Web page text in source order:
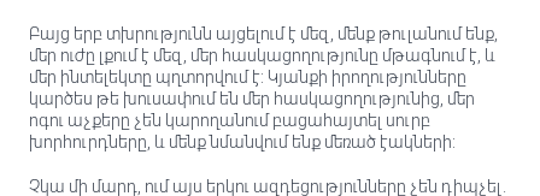
Բայց երբ տխրությունն այցելում է մեզ, մենք թուլանում ենք,
մեր ուժը լքում է մեզ, մեր հասկացողությունը մթագնում է, և
մեր ինտելեկտը պղտորվում է: Կյանքի իրողությունները
կարծես թե խուսափում են մեր հասկացողությունից, մեր
ոգու աչքերը չեն կարողանում բացահայտել սուրբ
խորհուրդները, և մենք նմանվում ենք մեռած էակների:
Չկա մի մարդ, ում այս երկու ազդեցությունները չեն դիպչել.